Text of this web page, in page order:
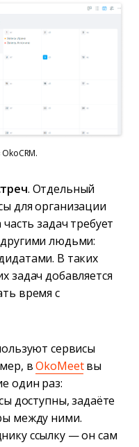
. Отдельный
для организации
задач требует
людьми:
В таких
задач добавляется
время с
сервисы
вOkoMeetвы
один раз:
доступны, задаёте
между ними.
ссылку — он сам